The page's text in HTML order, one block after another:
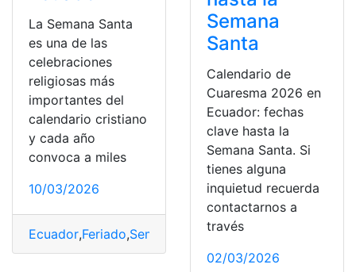
La Semana Santa
es una de las
celebraciones
religiosas más
importantes del
calendario cristiano
y cada año
convoca a miles
10/03/2026
Ecuador,Feriado,Semana Semana Santa
Semana
Santa
Calendario de
Cuaresma 2026 en
Ecuador: fechas
clave hasta la
Semana Santa. Si
tienes alguna
inquietud recuerda
contactarnos a
través
02/03/2026